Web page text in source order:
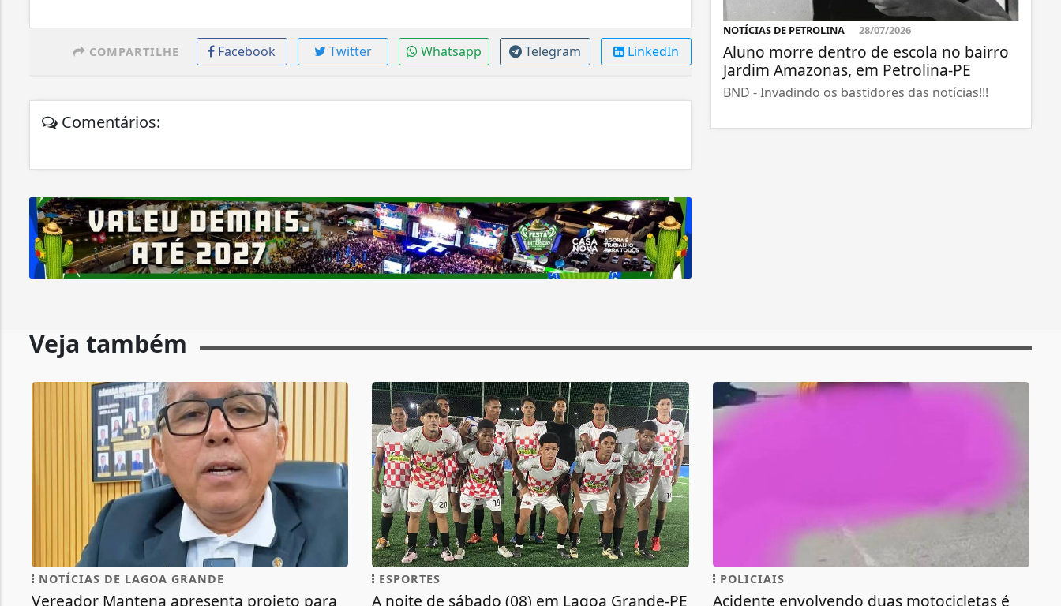
COMPARTILHE Facebook Twitter Whatsapp Telegram LinkedIn
Comentários:
NOTÍCIAS DE PETROLINA 28/07/2026
Aluno morre dentro de escola no bairro
Jardim Amazonas, em Petrolina-PE
BND - Invadindo os bastidores das notícias!!!
Veja também
NOTÍCIAS DE LAGOA GRANDE
Vereador Mantena apresenta projeto para
ESPORTES
A noite de sábado (08) em Lagoa Grande-PE
POLICIAIS
Acidente envolvendo duas motocicletas é